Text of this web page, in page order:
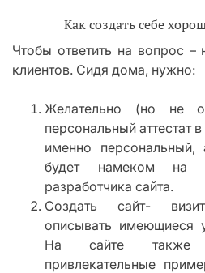
Как создать себе
Чтобы ответить на вопрос –
клиентов. Сидя дома, нужно:
Желательно (но не
персональный аттестат
именно
будет намеком на
разработчика сайта.
Создать сайт-
описывать имеющиеся
На сайте также
привлекательные